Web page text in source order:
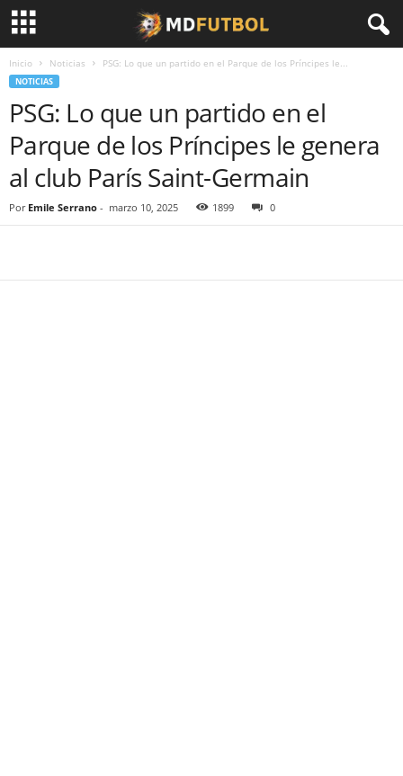
Inicio Noticias PSG: Lo que un partido en el Parque de los Príncipes le...
NOTICIAS
PSG: Lo que un partido en el
Parque de los Príncipes le genera
al club París Saint-Germain
Por Emile Serrano - marzo 10, 2025 1899 0